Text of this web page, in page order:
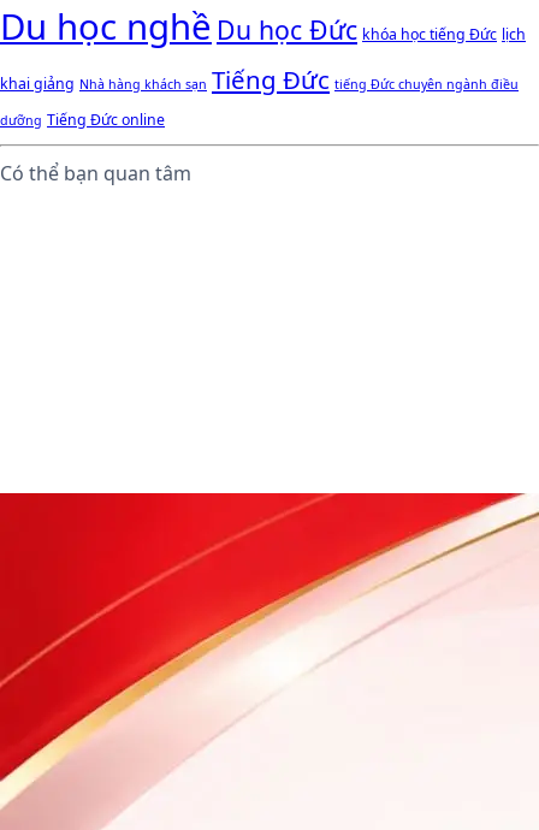
Du học nghề Du học Đức khóa học tiếng Đức lịch
khai giảng Nhà hàng khách sạn Tiếng Đức tiếng Đức chuyên ngành điều
dưỡng Tiếng Đức online
Có thể bạn quan tâm